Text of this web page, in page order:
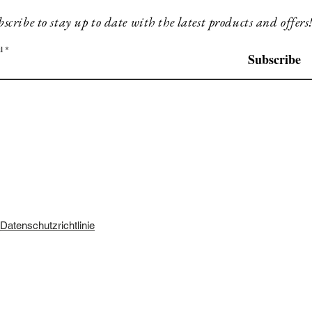
to stay up to date with the latest products and
Subscribe
Datenschutzrichtlinie